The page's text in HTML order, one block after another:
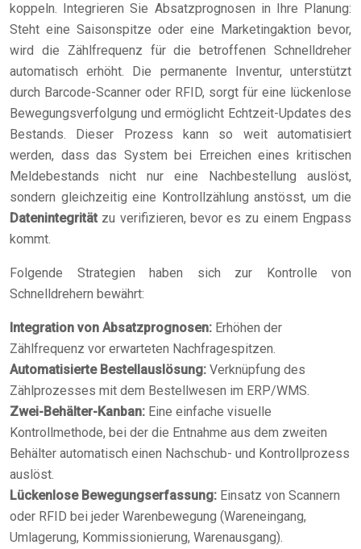
koppeln. Integrieren Sie Absatzprognosen in Ihre Planung:
Steht eine Saisonspitze oder eine Marketingaktion bevor,
wird die Zählfrequenz für die betroffenen Schnelldreher
automatisch erhöht. Die permanente Inventur, unterstützt
durch Barcode-Scanner oder RFID, sorgt für eine lückenlose
Bewegungsverfolgung und ermöglicht Echtzeit-Updates des
Bestands. Dieser Prozess kann so weit automatisiert
werden, dass das System bei Erreichen eines kritischen
Meldebestands nicht nur eine Nachbestellung auslöst,
sondern gleichzeitig eine Kontrollzählung anstösst, um die
Datenintegrität zu verifizieren, bevor es zu einem Engpass
kommt.
Folgende Strategien haben sich zur Kontrolle von
Schnelldrehern bewährt:
Integration von Absatzprognosen: Erhöhen der
Zählfrequenz vor erwarteten Nachfragespitzen.
Automatisierte Bestellauslösung: Verknüpfung des
Zählprozesses mit dem Bestellwesen im ERP/WMS.
Zwei-Behälter-Kanban: Eine einfache visuelle
Kontrollmethode, bei der die Entnahme aus dem zweiten
Behälter automatisch einen Nachschub- und Kontrollprozess
auslöst.
Lückenlose Bewegungserfassung: Einsatz von Scannern
oder RFID bei jeder Warenbewegung (Wareneingang,
Umlagerung, Kommissionierung, Warenausgang).